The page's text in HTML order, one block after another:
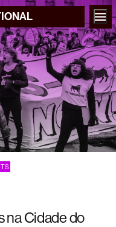
na Cidade do